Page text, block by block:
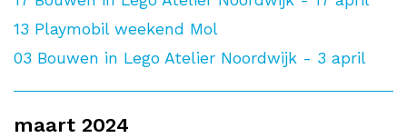
13 Playmobil weekend Mol
03 Bouwen in Lego Atelier Noordwijk - 3 april
maart 2024